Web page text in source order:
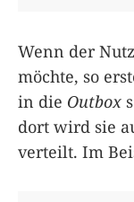
Wenn der
möchte, so
in die Outbox
dort wird sie
verteilt. Im